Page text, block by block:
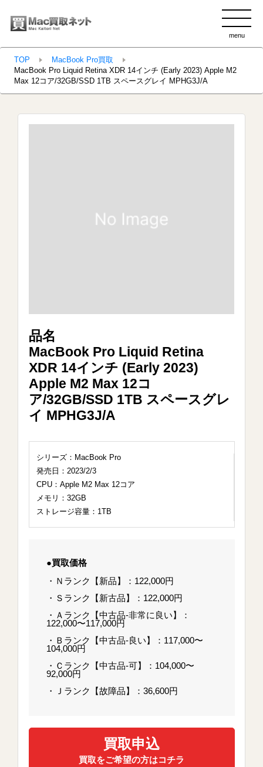
menu
TOP
MacBook Pro買取
MacBook Pro Liquid Retina XDR 14インチ (Early 2023) Apple M2
Max 12コア/32GB/SSD 1TB スペースグレイ MPHG3J/A
品名
MacBook Pro Liquid Retina
XDR 14インチ (Early 2023)
Apple M2 Max 12コ
ア/32GB/SSD 1TB スペースグレ
イ MPHG3J/A
シリーズ：MacBook Pro
発売日：2023/2/3
CPU：Apple M2 Max 12コア
メモリ：32GB
ストレージ容量：1TB
●買取価格
・Ｎランク【新品】：122,000円
・Ｓランク【新古品】：122,000円
・Ａランク【中古品-非常に良い】：
122,000〜117,000円
・Ｂランク【中古品-良い】：117,000〜
104,000円
・Ｃランク【中古品-可】：104,000〜
92,000円
・Ｊランク【故障品】：36,600円
買取申込
買取をご希望の方はコチラ